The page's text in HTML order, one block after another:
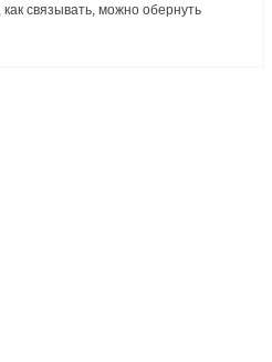
связывать, можно обернуть